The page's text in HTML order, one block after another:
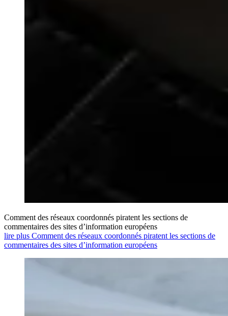
Comment des réseaux coordonnés piratent les sections de
commentaires des sites d’information européens
lire plus Comment des réseaux coordonnés piratent les sections de
commentaires des sites d’information européens